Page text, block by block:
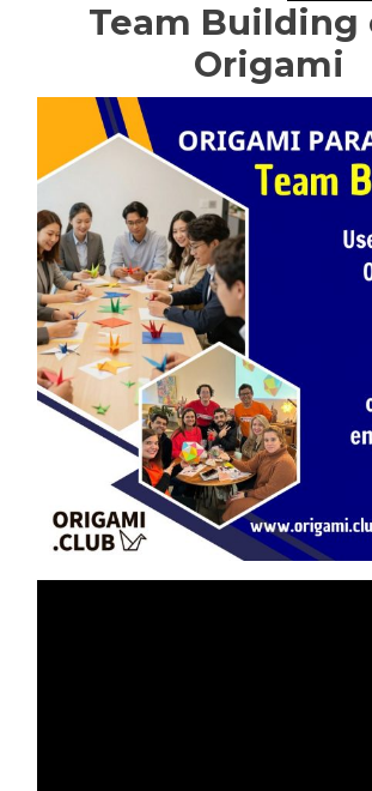
Team Building
Origami